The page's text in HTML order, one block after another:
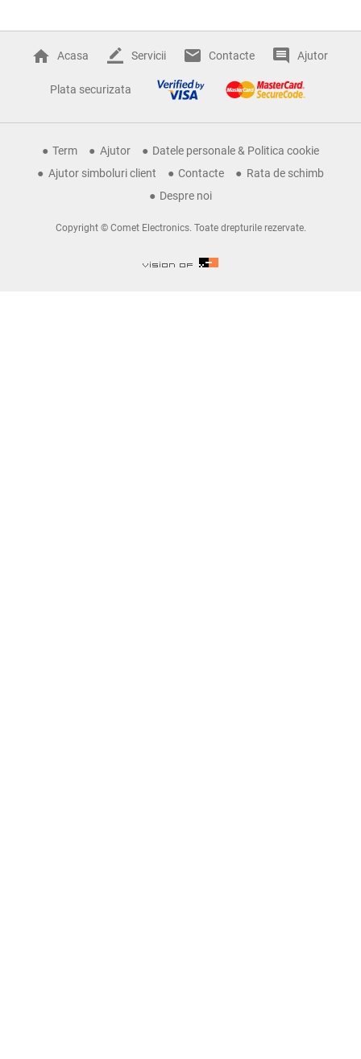
Acasa Servicii Contacte Ajutor
Plata securizata
Term Ajutor
Datele personale & Politica cookie
Ajutor simboluri client
Contacte
Rata de schimb
Despre noi
Copyright © Comet Electronics. Toate drepturile rezervate.